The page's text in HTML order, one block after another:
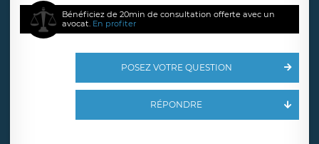
Bénéficiez de 20min de consultation offerte avec un
avocat. En profiter
POSEZ VOTRE QUESTION
RÉPONDRE